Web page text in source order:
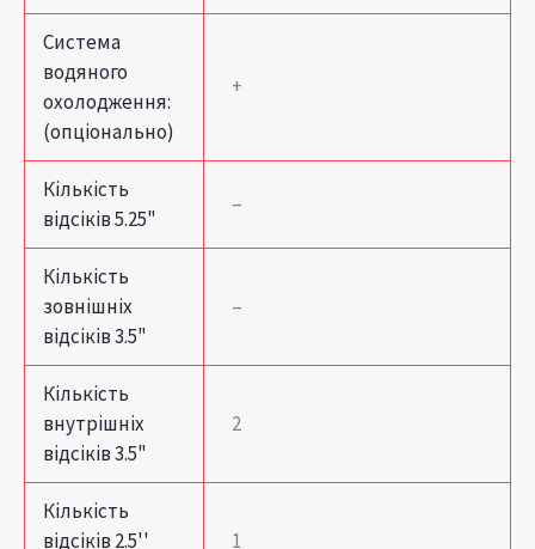
Система
водяного
охолодження:
(опціонально)
+
Кількість
відсіків 5.25"
–
Кількість
зовнішніх
відсіків 3.5"
–
Кількість
внутрішніх
відсіків 3.5"
2
Кількість
відсіків 2.5''
1